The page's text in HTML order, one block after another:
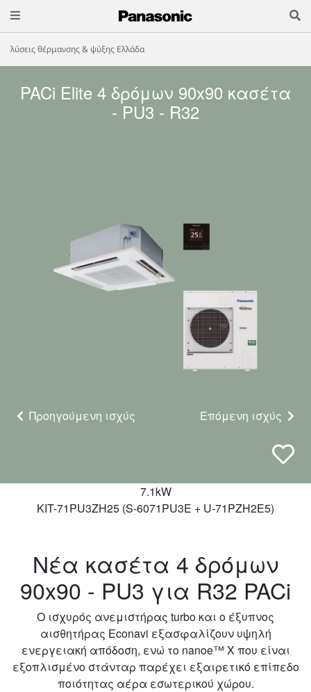
λύσεις θέρμανσης & ψύξης Ελλάδα
PACi Elite 4 δρόμων 90x90 κασέτα
- PU3 - R32
Προηγούμενη ισχύς Επόμενη ισχύς
7.1kW
KIT-71PU3ZH25 (S-6071PU3E + U-71PZH2E5)
Νέα κασέτα 4 δρόμων
90x90 - PU3 για R32 PACi
Ο ισχυρός ανεμιστήρας turbo και ο έξυπνος
αισθητήρας Econavi εξασφαλίζουν υψηλή
ενεργειακή απόδοση, ενώ το nanoe™ X που είναι
εξοπλισμένο στάνταρ παρέχει εξαιρετικό επίπεδο
ποιότητας αέρα εσωτερικού χώρου.